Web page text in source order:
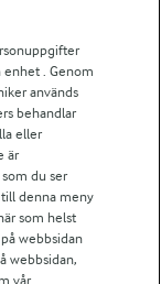
enhet . Genom
används
behandlar
eller
är
du ser
denna meny
som helst
webbsidan
webbsidan,
vår